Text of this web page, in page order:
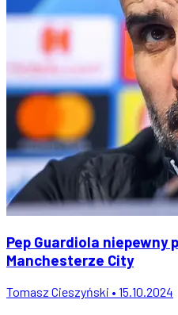
Pep Guardiola niepewny
Manchesterze City
Tomasz Cieszyński • 15.10.2024